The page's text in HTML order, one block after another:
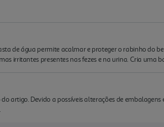
de água permite acalmar e proteger o rabinho do
irritantes presentes nas fezes e na urina. Cria
artigo. Devido a possíveis alterações de